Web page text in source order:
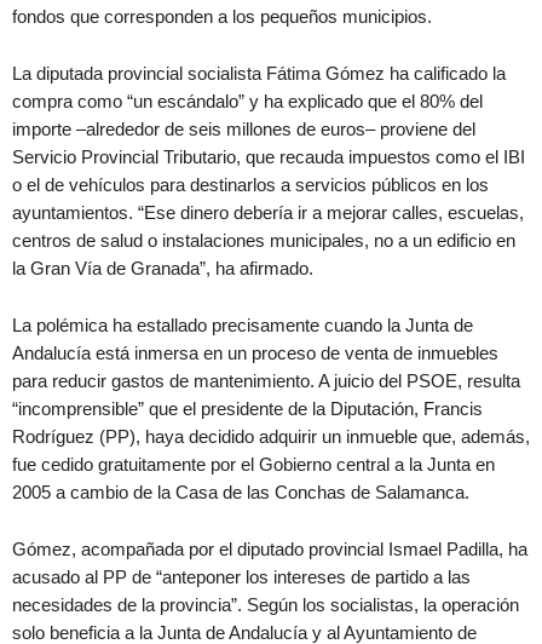
fondos que corresponden a los pequeños municipios.
La diputada provincial socialista Fátima Gómez ha calificado la
compra como “un escándalo” y ha explicado que el 80% del
importe –alrededor de seis millones de euros– proviene del
Servicio Provincial Tributario, que recauda impuestos como el IBI
o el de vehículos para destinarlos a servicios públicos en los
ayuntamientos. “Ese dinero debería ir a mejorar calles, escuelas,
centros de salud o instalaciones municipales, no a un edificio en
la Gran Vía de Granada”, ha afirmado.
La polémica ha estallado precisamente cuando la Junta de
Andalucía está inmersa en un proceso de venta de inmuebles
para reducir gastos de mantenimiento. A juicio del PSOE, resulta
“incomprensible” que el presidente de la Diputación, Francis
Rodríguez (PP), haya decidido adquirir un inmueble que, además,
fue cedido gratuitamente por el Gobierno central a la Junta en
2005 a cambio de la Casa de las Conchas de Salamanca.
Gómez, acompañada por el diputado provincial Ismael Padilla, ha
acusado al PP de “anteponer los intereses de partido a las
necesidades de la provincia”. Según los socialistas, la operación
solo beneficia a la Junta de Andalucía y al Ayuntamiento de